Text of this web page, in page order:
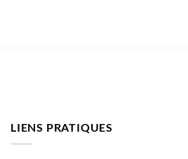
LIENS PRATIQUES